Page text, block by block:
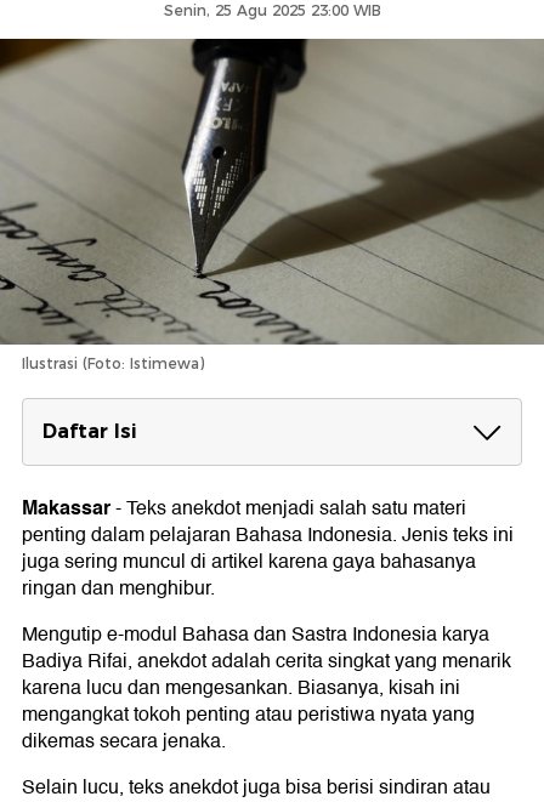
Senin, 25 Agu 2025 23:00 WIB
Ilustrasi (Foto: Istimewa)
Daftar Isi
Contoh Teks Anekdot Singkat
1. Sedekah
2. Sate Babi
3. Kaum Almarhum
5. KUHP
6. Kisah Pengadilan Tindak Pidana Korupsi
8. Guru dengan Murid Kelas 1 SD
9. Warna Danau
10. Tips Agar Lulus UN
11. Pesan di Online Shop
12. Orang Pintar
13. Anggota DPR Monyet Udud
14. Kepanjangan DPR dan MPR
Makassar-Teks anekdot menjadi salah satu materi
penting dalam pelajaran Bahasa Indonesia. Jenis teks ini
juga sering muncul di artikel karena gaya bahasanya
ringan dan menghibur.
Mengutip e-modul Bahasa dan Sastra Indonesia karya
Badiya Rifai, anekdot adalah cerita singkat yang menarik
karena lucu dan mengesankan. Biasanya, kisah ini
mengangkat tokoh penting atau peristiwa nyata yang
dikemas secara jenaka.
Selain lucu, teks anekdot juga bisa berisi sindiran atau